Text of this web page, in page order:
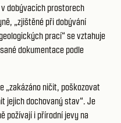
dobývacích prostorech
„zjištěné při dobývání
prací“ se vztahuje
dokumentace podle
„zakázáno ničit, poškozovat
jejich dochovaný stav“. Je
požívají i přírodní jevy na